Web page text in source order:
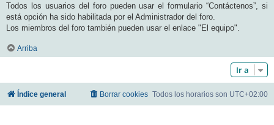
Todos los usuarios del foro pueden usar el formulario “Contáctenos”, si
está opción ha sido habilitada por el Administrador del foro.
Los miembros del foro también pueden usar el enlace "El equipo".
Arriba
Ir a
Índice general Todos los horarios son UTC+02:00
Borrar cookies